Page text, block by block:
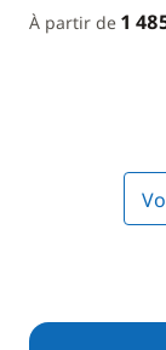
À partir de 1